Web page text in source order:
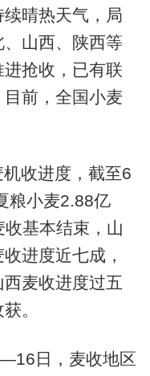
晴热天气，局
山西、陕西等
抢收，已有联
前，全国小麦
收进度，截至6
粮小麦2.88亿
基本结束，山
进度近七成，
麦收进度过五
。
日，麦收地区